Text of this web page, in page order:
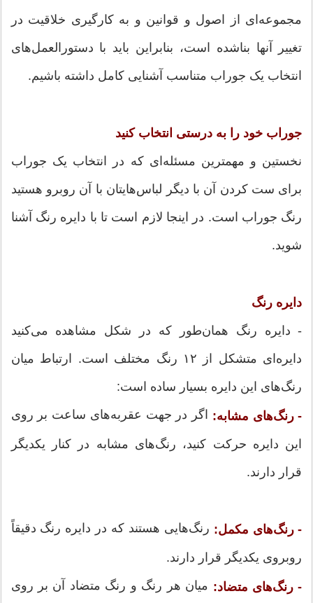
مجموعه‌ای از اصول و قوانین و به کارگیری خلاقیت در
تغییر آنها بناشده است، بنابراین باید با دستورالعمل‌های
انتخاب یک جوراب متناسب آشنایی کامل داشته باشیم.
جوراب خود را به درستی انتخاب کنید
نخستین و مهمترین مسئله‌ای که در انتخاب یک جوراب
برای ست کردن آن با دیگر لباس‌هایتان با آن روبرو هستید
رنگ جوراب است. در اینجا لازم است تا با دایره رنگ آشنا
شوید.
دایره رنگ
- دایره رنگ همان‌طور که در شکل مشاهده می‌کنید
دایره‌ای متشکل از ۱۲ رنگ مختلف است. ارتباط میان
رنگ‌های این دایره بسیار ساده است:
- رنگ‌های مشابه: اگر در جهت عقربه‌های ساعت بر روی
این دایره حرکت کنید، رنگ‌های مشابه در کنار یکدیگر
قرار دارند.
- رنگ‌های مکمل: رنگ‌هایی هستند که در دایره رنگ دقیقاً
روبروی یکدیگر قرار دارند.
- رنگ‌های متضاد: میان هر رنگ و رنگ متضاد آن بر روی